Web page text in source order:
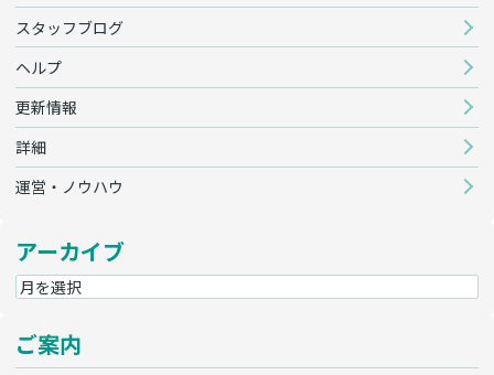
スタッフブログ
ヘルプ
更新情報
詳細
運営・ノウハウ
アーカイブ
ご案内